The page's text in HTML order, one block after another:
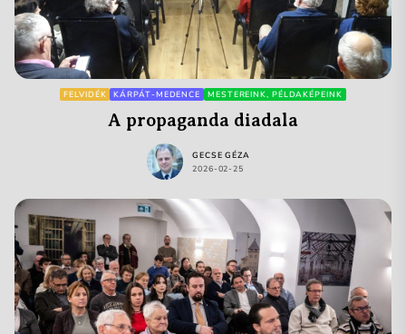
FELVIDÉK KÁRPÁT-MEDENCE MESTEREINK, PÉLDAKÉPEINK
A propaganda diadala
GECSE GÉZA
2026-02-25